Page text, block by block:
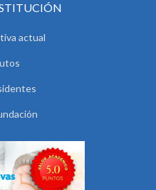
actual